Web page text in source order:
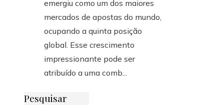
emergiu como um dos maiores
mercados de apostas do mundo,
ocupando a quinta posição
global. Esse crescimento
impressionante pode ser
atribuído a uma comb...
Pesquisar